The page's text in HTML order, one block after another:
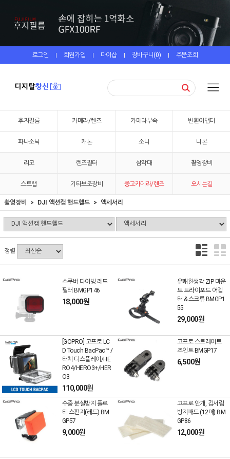
로그인 | 회원가입 | 마이샵 | 장바구니(0) | 주문조회
후지필름 카메라/렌즈 카메라부속 변환어댑터
파나소닉 캐논 소니 니콘
리코 렌즈필터 삼각대 촬영장비
스트랩 기타보조장비 중고카메라/렌즈 오시는길
촬영장비 DJI 액션캠 핸드헬드 액세서리
정렬
스쿠버 다이빙 레드
필터 BMGP146
18,000원
유쾌한생각 ZIP 마운
트 트라이포드 어뎁
터 & 스크류 BMGP1
55
29,000원
[GOPRO] 고프로 LC
D Touch BacPac™ /
터치 디스플레이/HE
RO4/HERO3+/HER
O3
110,000원
고프로 스트레이트
조인트 BMGP17
6,500원
수중 분실방지 플로
티 스펀지(레드) BM
GP57
9,000원
고프로 안개, 김서림
방지패드 (12매) BM
GP86
12,000원